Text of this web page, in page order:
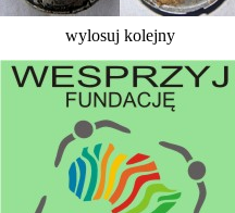
wylosuj kolejny